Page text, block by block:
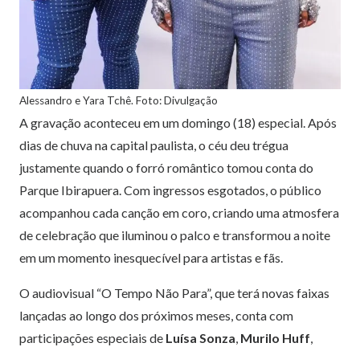
Alessandro e Yara Tchê. Foto: Divulgação
A gravação aconteceu em um domingo (18) especial. Após
dias de chuva na capital paulista, o céu deu trégua
justamente quando o forró romântico tomou conta do
Parque Ibirapuera. Com ingressos esgotados, o público
acompanhou cada canção em coro, criando uma atmosfera
de celebração que iluminou o palco e transformou a noite
em um momento inesquecível para artistas e fãs.
O audiovisual “O Tempo Não Para”, que terá novas faixas
lançadas ao longo dos próximos meses, conta com
participações especiais de Luísa Sonza, Murilo Huff,